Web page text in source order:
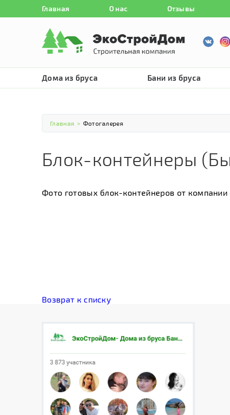
Главная О нас Отзывы
Дома из бруса Бани из бруса
Главная > Фотогалерея
Блок-контейнеры
Фото готовых блок-контейнеров от
Возврат к списку